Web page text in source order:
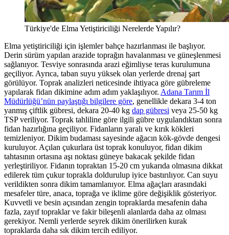
Türkiye'de Elma Yetiştiriciliği Nerelerde Yapılır?
Elma yetiştiriciliği için işlemler bahçe hazırlanması ile başlıyor.
Derin sürüm yapılan arazide toprağın havalanması ve güneşlenmesi
sağlanıyor. Tesviye sonrasında arazi eğimliyse teras kurulumuna
geçiliyor. Ayrıca, taban suyu yüksek olan yerlerde drenaj şart
görülüyor. Toprak analizleri neticesinde ihtiyaca göre gübreleme
yapılarak fidan dikimine adım adım yaklaşılıyor. Adana Tarım İl
Müdürlüğü’nün paylaştığı bilgilere göre, genellikle dekara 3-4 ton
yanmış çiftlik gübresi, dekara 20-40 kg dap gübresi veya 25-50 kg
TSP veriliyor. Toprak tahliline göre ilgili gübre uygulandıktan sonra
fidan hazırlığına geçiliyor. Fidanların yaralı ve kırık kökleri
temizleniyor. Dikim budaması sayesinde ağacın kök-gövde dengesi
kuruluyor. Açılan çukurlara üst toprak konuluyor, fidan dikim
tahtasının ortasına aşı noktası güneye bakacak şekilde fidan
yerleştiriliyor. Fidanın topraktan 15-20 cm yukarıda olmasına dikkat
edilerek tüm çukur toprakla doldurulup iyice bastırılıyor. Can suyu
verildikten sonra dikim tamamlanıyor. Elma ağaçları arasındaki
mesafeler türe, anaca, toprağa ve iklime göre değişiklik gösteriyor.
Kuvvetli ve besin açısından zengin topraklarda mesafenin daha
fazla, zayıf topraklar ve fakir bileşenli alanlarda daha az olması
gerekiyor. Nemli yerlerde seyrek dikim önerilirken kurak
topraklarda daha sık dikim tercih ediliyor.